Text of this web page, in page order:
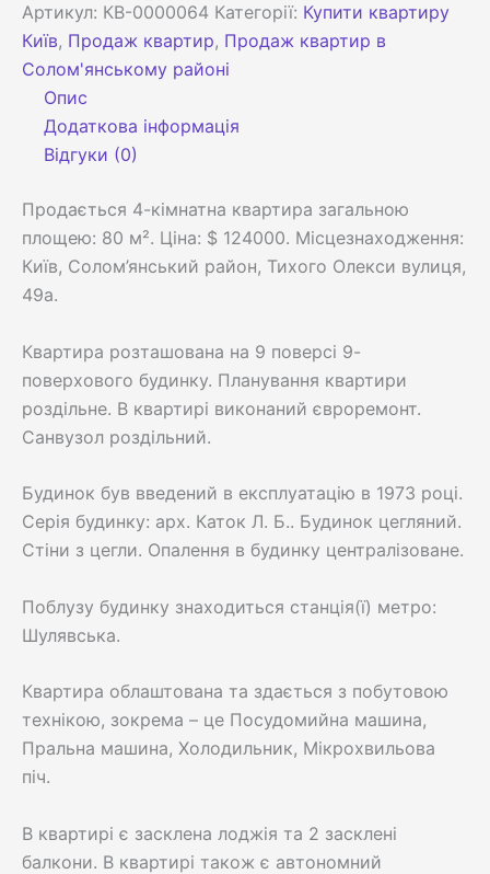
Артикул: КВ-0000064 Категорії: Купити квартиру
Київ, Продаж квартир, Продаж квартир в
Солом'янському районі
Опис
Додаткова інформація
Відгуки (0)
Продається 4-кімнатна квартира загальною
площею: 80 м². Ціна: $ 124000. Місцезнаходження:
Київ, Солом’янський район, Тихого Олекси вулиця,
49а.
Квартира розташована на 9 поверсі 9-
поверхового будинку. Планування квартири
роздільне. В квартирі виконаний євроремонт.
Санвузол роздільний.
Будинок був введений в експлуатацію в 1973 році.
Серія будинку: арх. Каток Л. Б.. Будинок цегляний.
Стіни з цегли. Опалення в будинку централізоване.
Поблузу будинку знаходиться станція(ї) метро:
Шулявська.
Квартира облаштована та здається з побутовою
технікою, зокрема – це Посудомийна машина,
Пральна машина, Холодильник, Мікрохвильова
піч.
В квартирі є засклена лоджія та 2 засклені
балкони. В квартирі також є автономний